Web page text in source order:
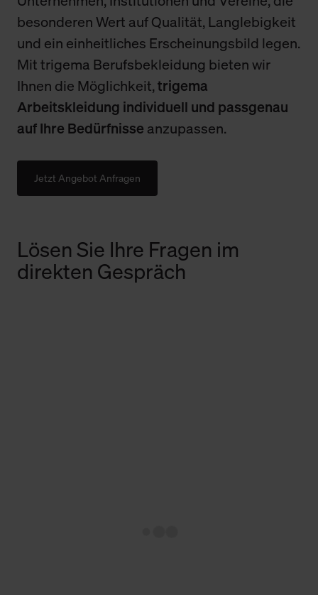
besonderen Wert auf Qualität, Langlebigkeit
und ein einheitliches Erscheinungsbild legen.
Mit trigema Berufsbekleidung bieten wir
Ihnen die Möglichkeit,trigema
Arbeitskleidung individuell und passgenau
auf Ihre Bedürfnisse anzupassen.
Jetzt Angebot Anfragen
Lösen Sie Ihre Fragen im
direkten Gespräch